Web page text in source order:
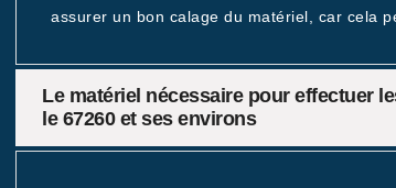
assurer un bon calage du matériel, car cela
Le matériel nécessaire pour effectuer
le 67260 et ses environs